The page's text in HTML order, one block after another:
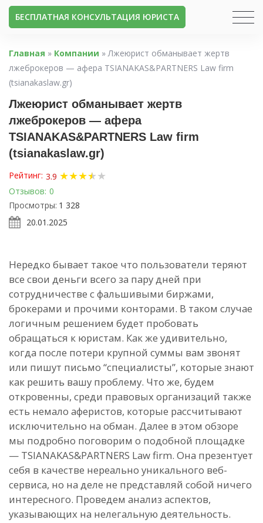
БЕСПЛАТНАЯ КОНСУЛЬТАЦИЯ ЮРИСТА
Главная » Компании »Лжеюрист обманывает жертв
лжеброкеров — афера TSIANAKAS&PARTNERS Law firm
(tsianakaslaw.gr)
Лжеюрист обманывает жертв
лжеброкеров — афера
TSIANAKAS&PARTNERS Law firm
(tsianakaslaw.gr)
Рейтинг: 3.9 ★★★★
★★
Отзывов: 0
Просмотры: 1 328
20.01.2025
Нередко бывает такое что пользователи теряют
все свои деньги всего за пару дней при
сотрудничестве с фальшивыми биржами,
брокерами и прочими конторами. В таком случае
логичным решением будет пробовать
обращаться к юристам. Как же удивительно,
когда после потери крупной суммы вам звонят
или пишут письмо “специалисты”, которые знают
как решить вашу проблему. Что же, будем
откровенны, среди правовых организаций также
есть немало аферистов, которые рассчитывают
исключительно на обман. Далее в этом обзоре
мы подробно поговорим о подобной площадке
— TSIANAKAS&PARTNERS Law firm. Она презентует
себя в качестве нереально уникального веб-
сервиса, но на деле не представляй собой ничего
интересного. Проведем анализ аспектов,
указывающих на нелегальную деятельность.